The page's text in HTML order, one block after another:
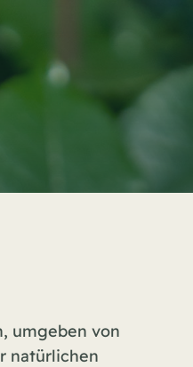
umgeben von
natürlichen